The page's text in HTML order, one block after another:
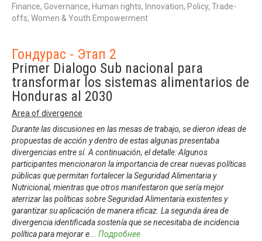
Finance, Governance, Human rights, Innovation, Policy, Trade-
offs, Women & Youth Empowerment
Гондурас - Этап 2
Primer Dialogo Sub nacional para
transformar los sistemas alimentarios de
Honduras al 2030
Area of divergence
Durante las discusiones en las mesas de trabajo, se dieron ideas de
propuestas de acción y dentro de estas algunas presentaba
divergencias entre sí. A continuación, el detalle: Algunos
participantes mencionaron la importancia de crear nuevas políticas
públicas que permitan fortalecer la Seguridad Alimentaria y
Nutricional, mientras que otros manifestaron que sería mejor
aterrizar las políticas sobre Seguridad Alimentaria existentes y
garantizar su aplicación de manera eficaz. La segunda área de
divergencia identificada sostenía que se necesitaba de incidencia
política para mejorar e
Подробнее